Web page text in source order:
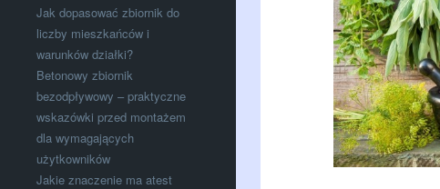
Jak dopasować zbiornik do
liczby mieszkańców i
warunków działki?
Betonowy zbiornik
bezodpływowy – praktyczne
wskazówki przed montażem
dla wymagających
użytkowników
Jakie znaczenie ma atest